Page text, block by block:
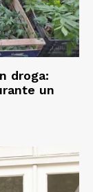
droga:
un